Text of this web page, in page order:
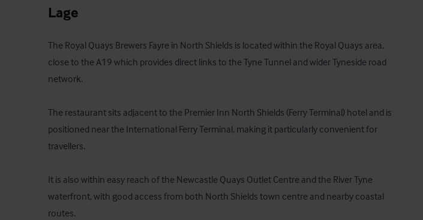
Lage
The Royal Quays Brewers Fayre in North Shields is located within the Royal Quays area,
close to the A19 which provides direct links to the Tyne Tunnel and wider Tyneside road
network.
The restaurant sits adjacent to the Premier Inn North Shields (Ferry Terminal) hotel and is
positioned near the International Ferry Terminal, making it particularly convenient for
travellers.
It is also within easy reach of the Newcastle Quays Outlet Centre and the River Tyne
waterfront, with good access from both North Shields town centre and nearby coastal
routes.